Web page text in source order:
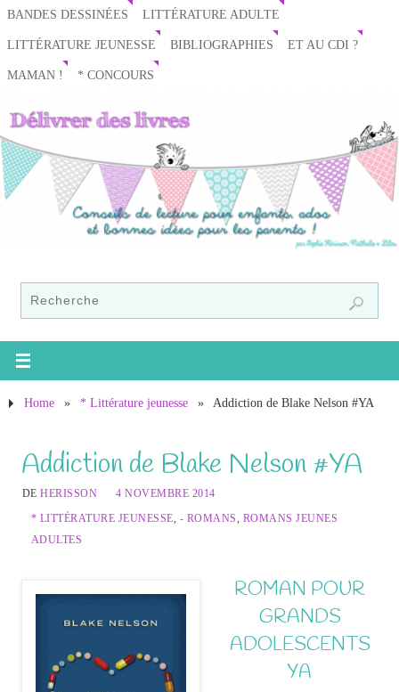
BANDES DESSINÉES LITTÉRATURE ADULTE
LITTÉRATURE JEUNESSE BIBLIOGRAPHIES ET AU CDI ?
MAMAN ! * CONCOURS
Home » * Littérature jeunesse » Addiction de Blake Nelson #YA
Addiction de Blake Nelson #YA
DEHERISSON
4 NOVEMBRE 2014
* LITTÉRATURE JEUNESSE, - ROMANS, ROMANS JEUNES
ADULTES
ROMAN POUR
GRANDS
ADOLESCENTS
YA